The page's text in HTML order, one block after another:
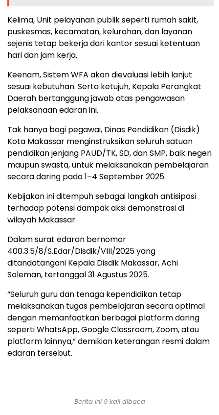
Kelima, Unit pelayanan publik seperti rumah sakit,
puskesmas, kecamatan, kelurahan, dan layanan
sejenis tetap bekerja dari kantor sesuai ketentuan
hari dan jam kerja.
Keenam, Sistem WFA akan dievaluasi lebih lanjut
sesuai kebutuhan. Serta ketujuh, Kepala Perangkat
Daerah bertanggung jawab atas pengawasan
pelaksanaan edaran ini.
Tak hanya bagi pegawai, Dinas Pendidikan (Disdik)
Kota Makassar menginstruksikan seluruh satuan
pendidikan jenjang PAUD/TK, SD, dan SMP, baik negeri
maupun swasta, untuk melaksanakan pembelajaran
secara daring pada 1–4 September 2025.
Kebijakan ini ditempuh sebagai langkah antisipasi
terhadap potensi dampak aksi demonstrasi di
wilayah Makassar.
Dalam surat edaran bernomor
400.3.5/8/S.Edar/Disdik/VIII/2025 yang
ditandatangani Kepala Disdik Makassar, Achi
Soleman, tertanggal 31 Agustus 2025.
“Seluruh guru dan tenaga kependidikan tetap
melaksanakan tugas pembelajaran secara optimal
dengan memanfaatkan berbagai platform daring
seperti WhatsApp, Google Classroom, Zoom, atau
platform lainnya,” demikian keterangan resmi dalam
edaran tersebut.
Berita ini 9 kali dibaca